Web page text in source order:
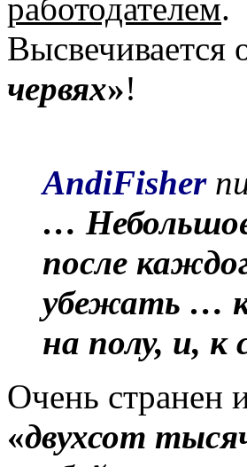
работодателем.
червях»!
AndiFisher
… Небольшое
после
убежать …
на полу, и,
Очень странен
«двухсот